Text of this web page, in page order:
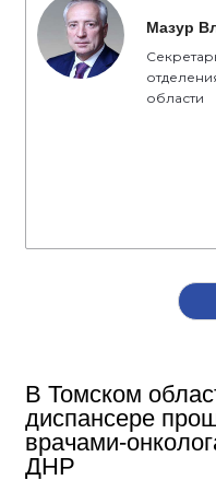
Мазур
области
В Томском
диспансере
врачами-
ДНР